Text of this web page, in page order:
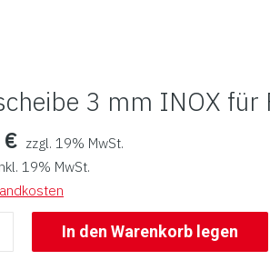
3 mm INOX für
€ zzgl. 19% MwSt.
19% MwSt.
In den Warenkorb legen